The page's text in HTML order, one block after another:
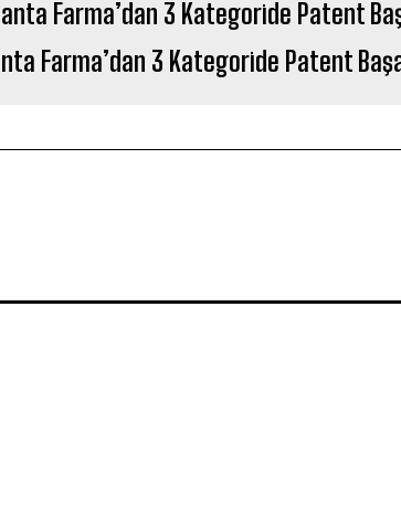
Farma’dan 3 Kategoride Patent